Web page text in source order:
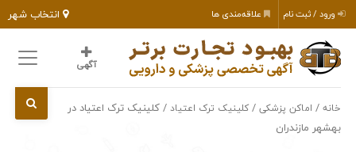
انتخاب شهر ورود / ثبت نام علاقه‌مندی ها
آگهی
خانه / اماکن پزشکی /کلینیک ترک اعتیاد / کلینیک ترک اعتیاد در
بهشهر مازندران